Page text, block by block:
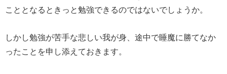
こととなるときっと勉強できるのではないでしょうか。
しかし勉強が苦手な悲しい我が身、途中で睡魔に勝てなか
ったことを申し添えておきます。